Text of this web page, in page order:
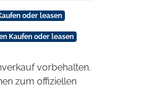
oder leasen
Kaufen oder leasen
vorbehalten.
zum offiziellen